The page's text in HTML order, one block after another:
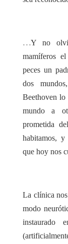
…Y no
mamíferos
peces un
dos
Beethoven lo
mundo a
prometida
habitamos,
que hoy nos
La clínica
modo
instaurado